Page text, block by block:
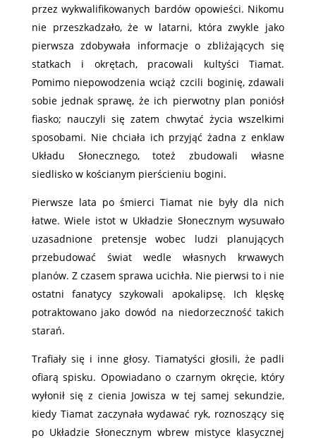
przez wykwalifikowanych bardów opowieści. Nikomu
nie przeszkadzało, że w latarni, która zwykle jako
pierwsza zdobywała informacje o zbliżających się
statkach i okrętach, pracowali kultyści Tiamat.
Pomimo niepowodzenia wciąż czcili boginię, zdawali
sobie jednak sprawę, że ich pierwotny plan poniósł
fiasko; nauczyli się zatem chwytać życia wszelkimi
sposobami. Nie chciała ich przyjąć żadna z enklaw
Układu Słonecznego, toteż zbudowali własne
siedlisko w kościanym pierścieniu bogini.
Pierwsze lata po śmierci Tiamat nie były dla nich
łatwe. Wiele istot w Układzie Słonecznym wysuwało
uzasadnione pretensje wobec ludzi planujących
przebudować świat wedle własnych krwawych
planów. Z czasem sprawa ucichła. Nie pierwsi to i nie
ostatni fanatycy szykowali apokalipsę. Ich klęskę
potraktowano jako dowód na niedorzeczność takich
starań.
Trafiały się i inne głosy. Tiamatyści głosili, że padli
ofiarą spisku. Opowiadano o czarnym okręcie, który
wyłonił się z cienia Jowisza w tej samej sekundzie,
kiedy Tiamat zaczynała wydawać ryk, roznoszący się
po Układzie Słonecznym wbrew mistyce klasycznej